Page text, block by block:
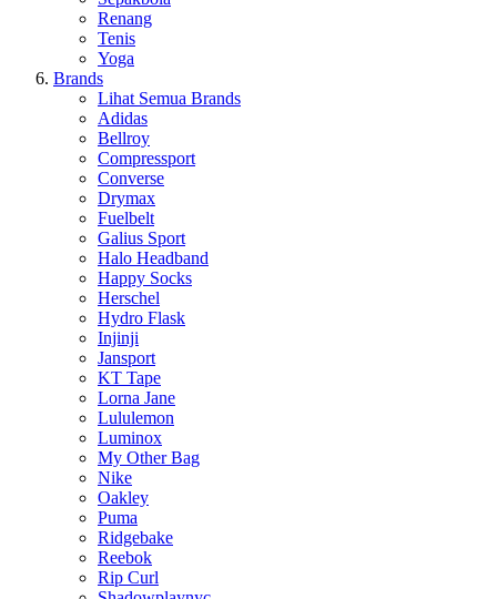
Renang
Tenis
Yoga
Brands
Lihat Semua Brands
Adidas
Bellroy
Compressport
Converse
Drymax
Fuelbelt
Galius Sport
Halo Headband
Happy Socks
Herschel
Hydro Flask
Injinji
Jansport
KT Tape
Lorna Jane
Lululemon
Luminox
My Other Bag
Nike
Oakley
Puma
Ridgebake
Reebok
Rip Curl